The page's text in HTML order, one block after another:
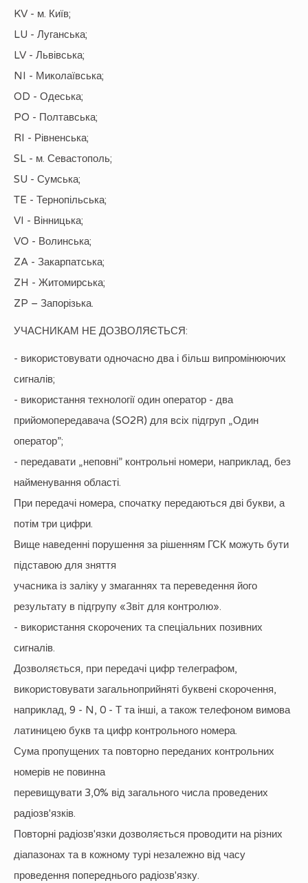
KV - м. Київ;
LU - Луганська;
LV - Львівська;
NI - Миколаївська;
OD - Одеська;
PO - Полтавська;
RI - Рівненська;
SL - м. Севастополь;
SU - Сумська;
TE - Тернопільська;
VI - Вінницька;
VO - Волинська;
ZA - Закарпатська;
ZH - Житомирська;
ZP – Запорізька.
УЧАСНИКАМ НЕ ДОЗВОЛЯЄТЬСЯ:
- використовувати одночасно два і більш випромінюючих
сигналів;
- використання технології один оператор - два
прийомопередавача (SO2R) для всіх підгруп „Один
оператор”;
- передавати „неповні” контрольні номери, наприклад, без
найменування області.
При передачі номера, спочатку передаються дві букви, а
потім три цифри.
Вище наведенні порушення за рішенням ГСК можуть бути
підставою для зняття
учасника із заліку у змаганнях та переведення його
результату в підгрупу «Звіт для контролю».
- використання скорочених та спеціальних позивних
сигналів.
Дозволяється, при передачі цифр телеграфом,
використовувати загальноприйняті буквені скорочення,
наприклад, 9 - N, 0 - Т та інші, а також телефоном вимова
латиницею букв та цифр контрольного номера.
Сума пропущених та повторно переданих контрольних
номерів не повинна
перевищувати 3,0% від загального числа проведених
радіозв'язків.
Повторні радіозв'язки дозволяється проводити на різних
діапазонах та в кожному турі незалежно від часу
проведення попереднього радіозв'язку.